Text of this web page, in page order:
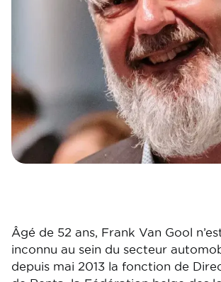
Âgé de 52 ans, Frank Van Gool
inconnu au sein du secteur
depuis mai 2013 la fonction de